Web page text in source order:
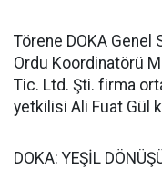
Törene DOKA Genel
Ordu Koordinatörü
Tic. Ltd. Şti. firma
yetkilisi Ali Fuat Gül
DOKA: YEŞİL